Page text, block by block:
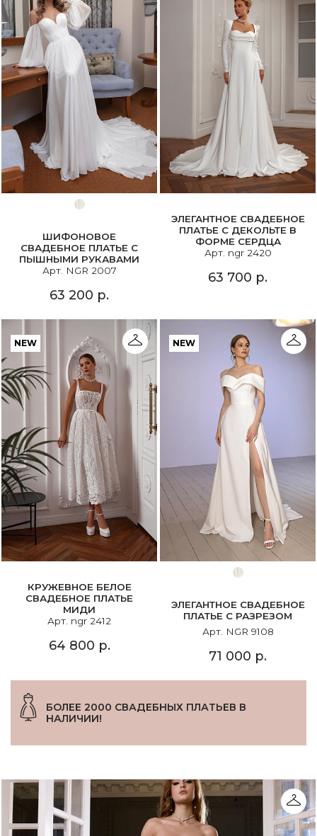
ШИФОНОВОЕ
СВАДЕБНОЕ ПЛАТЬЕ С
ПЫШНЫМИ РУКАВАМИ
Арт. NGR 2007
63 200 р.
ЭЛЕГАНТНОЕ СВАДЕБНОЕ
ПЛАТЬЕ С ДЕКОЛЬТЕ В
ФОРМЕ СЕРДЦА
Арт. ngr 2420
63 700 р.
NEW
КРУЖЕВНОЕ БЕЛОЕ
СВАДЕБНОЕ ПЛАТЬЕ
МИДИ
Арт. ngr 2412
64 800 р.
NEW
ЭЛЕГАНТНОЕ СВАДЕБНОЕ
ПЛАТЬЕ С РАЗРЕЗОМ
Арт. NGR 9108
71 000 р.
БОЛЕЕ 2000 СВАДЕБНЫХ ПЛАТЬЕВ В
НАЛИЧИИ!